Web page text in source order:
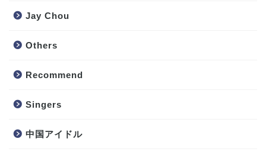
Jay Chou
Others
Recommend
Singers
中国アイドル